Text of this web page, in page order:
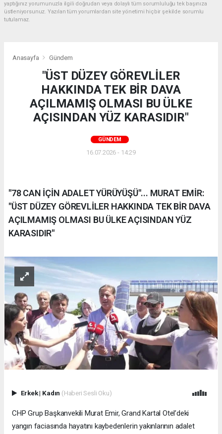
yaptığınız yorumunuzla ilgili doğrudan veya dolaylı tüm sorumluluğu tek başınıza
üstleniyorsunuz. Yazılan tüm yorumlardan site yönetimi hiçbir şekilde sorumlu
tutulamaz.
Anasayfa Gündem
"ÜST DÜZEY GÖREVLİLER
HAKKINDA TEK BİR DAVA
AÇILMAMIŞ OLMASI BU ÜLKE
AÇISINDAN YÜZ KARASIDIR"
GÜNDEM
16.07.2026 - 14:29
"78 CAN İÇİN ADALET YÜRÜYÜŞÜ"... MURAT EMİR:
"ÜST DÜZEY GÖREVLİLER HAKKINDA TEK BİR DAVA
AÇILMAMIŞ OLMASI BU ÜLKE AÇISINDAN YÜZ
KARASIDIR"
Erkek| Kadın (Haberi Sesli Oku)
CHP Grup Başkanvekili Murat Emir, Grand Kartal Otel’deki
yangın faciasında hayatını kaybedenlerin yakınlarının adalet